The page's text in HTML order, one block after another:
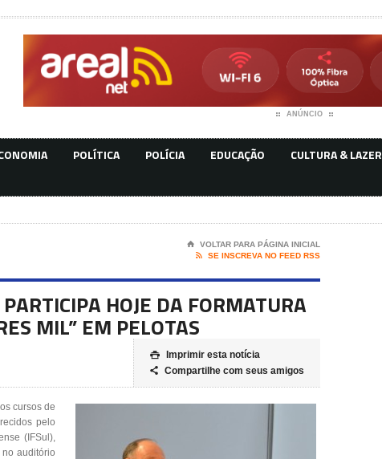
ANÚNCIO
POLÍTICA POLÍCIA EDUCAÇÃO CULTURA & LAZER
⌂
VOLTAR PARA PÁGINA INICIAL

SE INSCREVA NO FEED RSS
HOJE DA FORMATURA
MIL” EM PELOTAS
 Imprimir esta notícia
 Compartilhe com seus amigos
cursos de
pelo
(IFSul),
auditório